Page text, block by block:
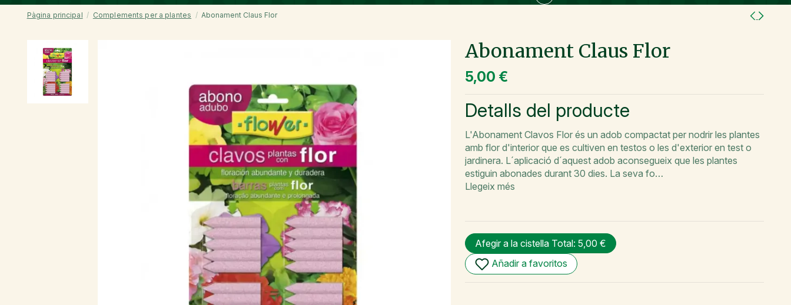
Pàgina principal Complements per a plantes Abonament Claus Flor
Abonament Claus Flor
5,00 €
Detalls del producte
L'Abonament Clavos Flor és un adob compactat per nodrir les plantes
amb flor d'interior que es cultiven en testos o les d'exterior en test o
jardinera. L´aplicació d´aquest adob aconsegueix que les plantes
estiguin abonades durant 30 dies. La seva fo…
Llegeix més
Afegir a la cistella Total: 5,00 €
Añadir a favoritos